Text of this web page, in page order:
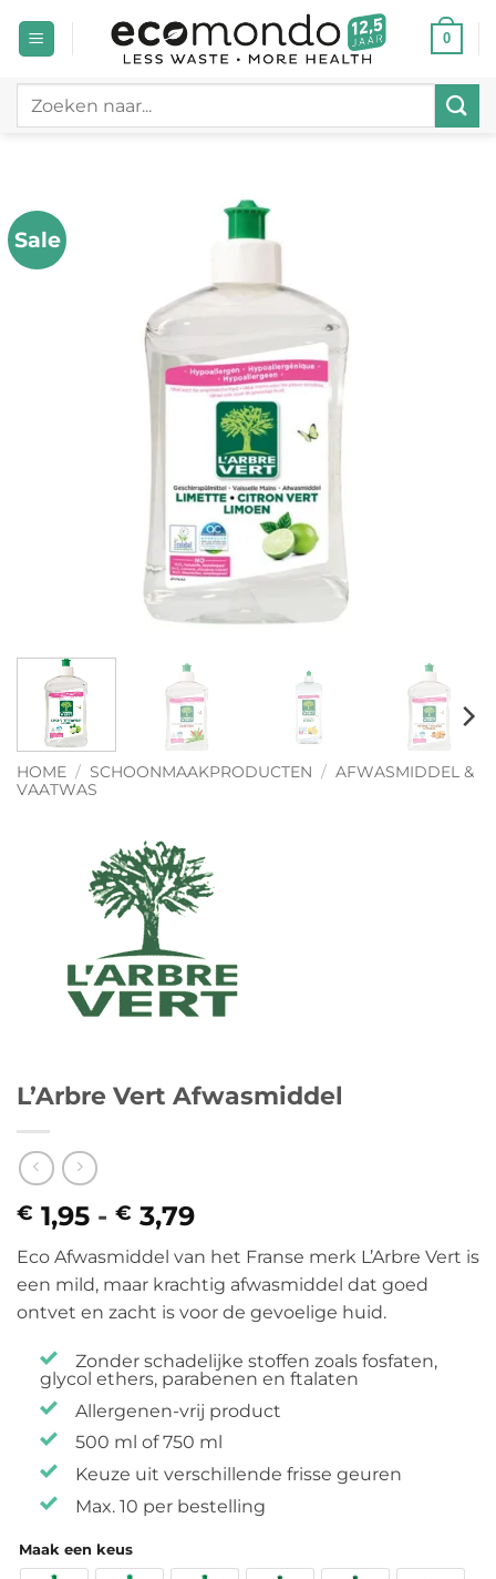
naar
0
Zoeken
Sale
HOME / SCHOONMAAKPRODUCTEN / AFWASMIDDEL &
VAATWAS
L’Arbre Vert Afwasmiddel
€ 1,95 - € 3,79
€ 1,95
tot
€ 3,79
Eco Afwasmiddel van het Franse merk L’Arbre Vert is
een mild, maar krachtig afwasmiddel dat goed
ontvet en zacht is voor de gevoelige huid.
Zonder schadelijke stoffen zoals fosfaten,
glycol ethers, parabenen en ftalaten
Allergenen-vrij product
500 ml of 750 ml
Keuze uit verschillende frisse geuren
Max. 10 per bestelling
Maak een keus